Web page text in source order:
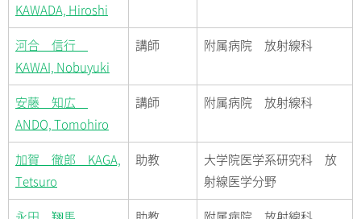
KAWADA, Hiroshi
河合 信行
KAWAI, Nobuyuki
講師 附属病院 放射線科
安藤 知広
ANDO, Tomohiro
講師 附属病院 放射線科
加賀 徹郎 KAGA,
Tetsuro
助教
大学院医学系研究科 放
射線医学分野